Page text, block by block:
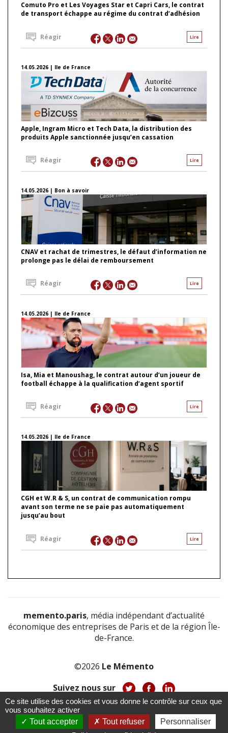
Comuto Pro et Les Voyages Star et Capri Cars, le contrat
de transport échappe au régime du contrat d’adhésion
Lire
Réagir
14.05.2026 | Ile de France
Apple, Ingram Micro et Tech Data, la distribution des
produits Apple sanctionnée jusqu’en cassation
Lire
Réagir
14.05.2026 | Bon à savoir
CNAV et rachat de trimestres, le défaut d’information ne
prolonge pas le délai de remboursement
Lire
Réagir
14.05.2026 | Ile de France
Isa, Mia et Manoushag, le contrat autour d’un joueur de
football échappe à la qualification d’agent sportif
Lire
Réagir
14.05.2026 | Ile de France
CGH et W.R & S, un contrat de communication rompu
avant son terme ne se paie pas automatiquement
jusqu’au bout
Lire
Réagir
memento.paris, média indépendant d’actualité
économique des entreprises de Paris et de la région Île-
de-France.
©2026 Le Mémento
Suivez nous sur
À propos-Notice légale
CGV-CGU
Ce site utilise des cookies et vous donne le contrôle sur ceux que
vous souhaitez activer
Tout accepter
Tout refuser
Personnaliser